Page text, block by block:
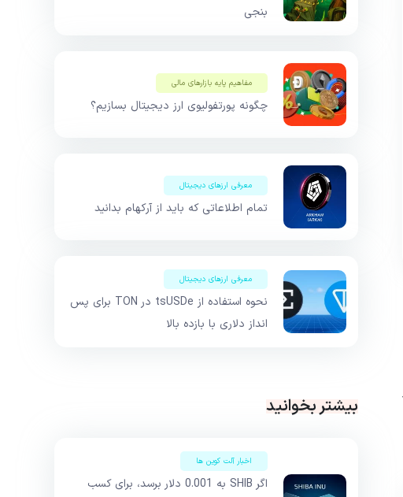
بنجی
مفاهیم پایه بازار‌های مالی
چگونه پورتفولیوی ارز دیجیتال بسازیم؟
معرفی ارزهای دیجیتال
تمام اطلاعاتی که باید از آرکهام بدانید
معرفی ارزهای دیجیتال
نحوه استفاده از tsUSDe در TON برای پس
انداز دلاری با بازده بالا
بیشتر بخوانید
اخبار آلت کوین ها
اگر SHIB به 0.001 دلار برسد، برای کسب